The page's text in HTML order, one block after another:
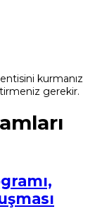
kurmanız
gerekir.